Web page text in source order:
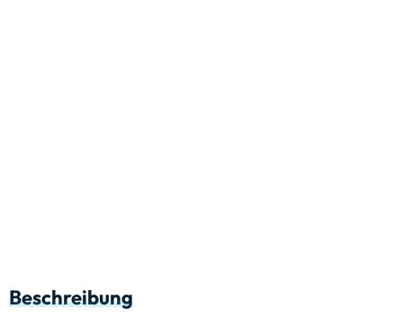
Beschreibung